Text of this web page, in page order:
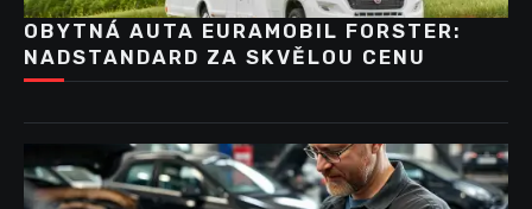
OBYTNÁ AUTA EURAMOBIL FORSTER:
NADSTANDARD ZA SKVĚLOU CENU